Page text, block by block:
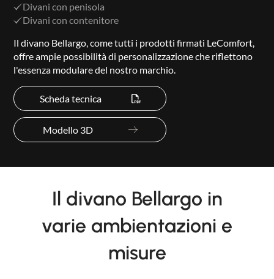
Divani con penisola
Divani con contenitore
Il divano Bellargo, come tutti i prodotti firmati LeComfort,
offre ampie possibilità di personalizzazione che riflettono
l'essenza modulare del nostro marchio.
Scheda tecnica
Modello 3D
Il divano Bellargo in
varie ambientazioni e
misure